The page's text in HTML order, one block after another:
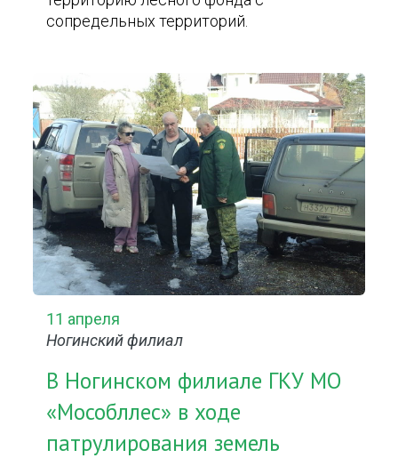
сопредельных территорий.
11 апреля
Ногинский филиал
В Ногинском филиале ГКУ МО
«Мособллес» в ходе
патрулирования земель